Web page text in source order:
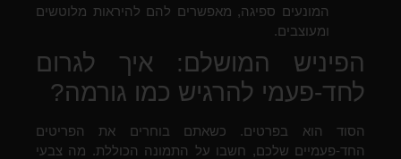
המונעים ספיגה, מאפשרים להם להיראות מלוטשים
ומעוצבים.
הפיניש המושלם: איך לגרום
לחד-פעמי להרגיש כמו גורמה?
הסוד הוא בפרטים. כשאתם בוחרים את הפריטים
החד-פעמיים שלכם, חשבו על התמונה הכוללת. מה צבעי